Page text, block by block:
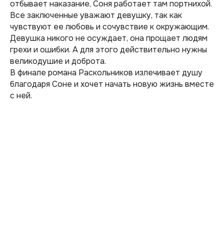
отбывает наказание, Соня работает там портнихой.
Все заключенные уважают девушку, так как
чувствуют ее любовь и сочувствие к окружающим.
Девушка никого не осуждает, она прощает людям
грехи и ошибки. А для этого действительно нужны
великодушие и доброта.
В финале романа Раскольников излечивает душу
благодаря Соне и хочет начать новую жизнь вместе
с ней.